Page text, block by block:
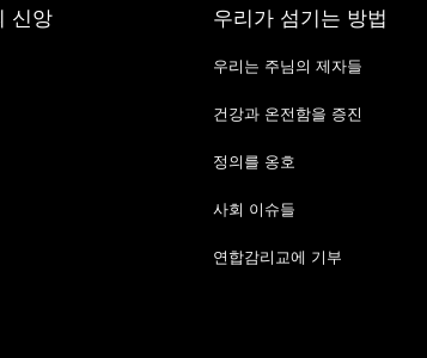
신앙 우리가 섬기는 방법
우리는 주님의 제자들
건강과 온전함을 증진
정의를 옹호
사회 이슈들
연합감리교에 기부